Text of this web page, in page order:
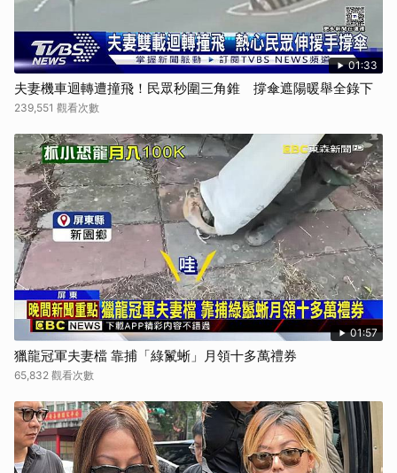
01:33
夫妻機車迴轉遭撞飛！民眾秒圍三角錐 撐傘遮陽暖舉全錄下
239,551 觀看次數
01:57
獵龍冠軍夫妻檔 靠捕「綠鬣蜥」月領十多萬禮券
65,832 觀看次數